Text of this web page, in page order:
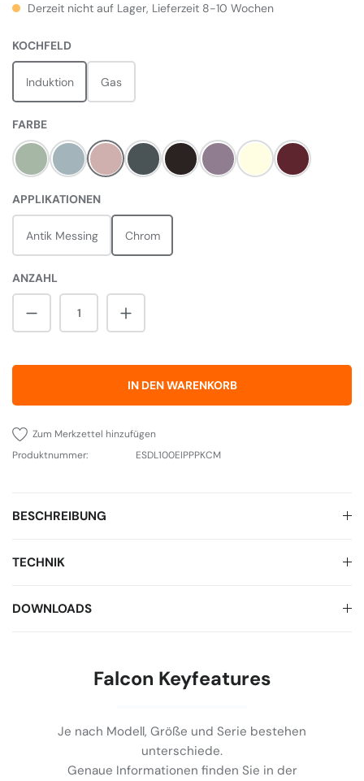
Derzeit nicht auf Lager, Lieferzeit 8-10 Wochen
KOCHFELDAUSWÄHLEN
Induktion Gas
FARBEAUSWÄHLEN
Mint Misty BluePale Pink Slate Black Heather Pale CreamBordeaux Rot
APPLIKATIONENAUSWÄHLEN
Antik Messing Chrom
ANZAHL
Produkt Anzahl: Gib den gewünschten
IN DEN WARENKORB
Zum Merkzettel hinzufügen
Produktnummer:
ESDL100EIPPPKCM
BESCHREIBUNG
TECHNIK
DOWNLOADS
Falcon Keyfeatures
Je nach Modell, Größe und Serie bestehen
unterschiede.
Genaue Informationen finden Sie in der